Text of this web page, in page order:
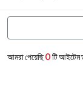
আমরা পেয়েছি0টি আইটেম